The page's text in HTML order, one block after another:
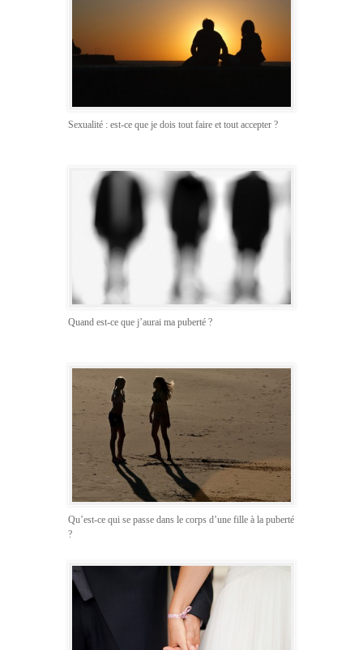
Sexualité : est-ce que je dois tout faire et tout accepter ?
Quand est-ce que j’aurai ma puberté ?
Qu’est-ce qui se passe dans le corps d’une fille à la puberté
?